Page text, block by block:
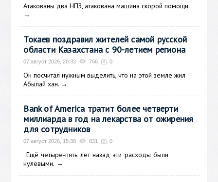
Атакованы два НПЗ, атакована машина скорой помощи.
→
Токаев поздравил жителей самой русской
области Казахстана с 90-летием региона
07 август 2026, 20:33 766 0
Он посчитал нужным выделить, что на этой земле жил
Абылай хан. →
Bank of America тратит более четверти
миллиарда в год на лекарства от ожирения
для сотрудников
07 август 2026, 15:38 831 0
Ещё четыре-пять лет назад эти расходы были
нулевыми. →